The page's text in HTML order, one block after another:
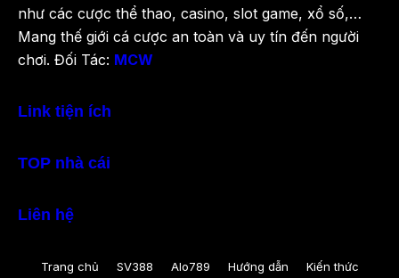
như các cược thể thao, casino, slot game, xổ số,…
Mang thế giới cá cược an toàn và uy tín đến người
chơi. Đối Tác: MCW
Link tiện ích
TOP nhà cái
Liên hệ
Trang chủ SV388 Alo789 Hướng dẫn
Kiến thức